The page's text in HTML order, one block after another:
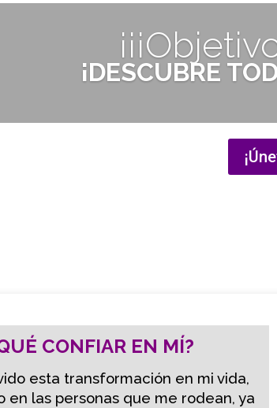
¡DESCUBRE
CONFIAR EN MÍ?
esta transformación en mi vida,
en las personas que me rodean, ya